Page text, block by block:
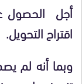
أجل الحصول
اقتراح التحويل.
وبما أنه لم